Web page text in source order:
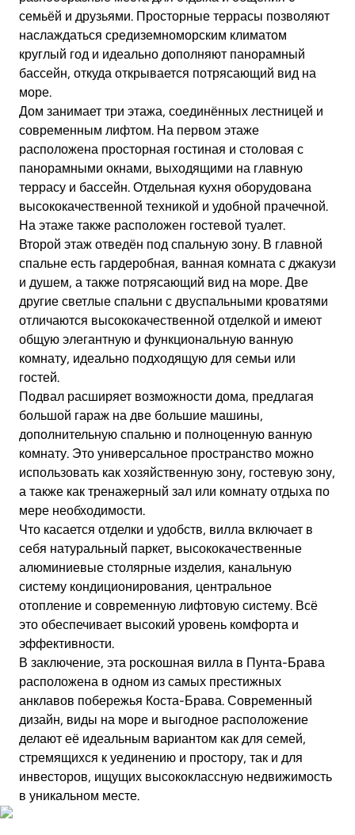
семьёй и друзьями. Просторные террасы позволяют
наслаждаться средиземноморским климатом
круглый год и идеально дополняют панорамный
бассейн, откуда открывается потрясающий вид на
море.
Дом занимает три этажа, соединённых лестницей и
современным лифтом. На первом этаже
расположена просторная гостиная и столовая с
панорамными окнами, выходящими на главную
террасу и бассейн. Отдельная кухня оборудована
высококачественной техникой и удобной прачечной.
На этаже также расположен гостевой туалет.
Второй этаж отведён под спальную зону. В главной
спальне есть гардеробная, ванная комната с джакузи
и душем, а также потрясающий вид на море. Две
другие светлые спальни с двуспальными кроватями
отличаются высококачественной отделкой и имеют
общую элегантную и функциональную ванную
комнату, идеально подходящую для семьи или
гостей.
Подвал расширяет возможности дома, предлагая
большой гараж на две большие машины,
дополнительную спальню и полноценную ванную
комнату. Это универсальное пространство можно
использовать как хозяйственную зону, гостевую зону,
а также как тренажерный зал или комнату отдыха по
мере необходимости.
Что касается отделки и удобств, вилла включает в
себя натуральный паркет, высококачественные
алюминиевые столярные изделия, канальную
систему кондиционирования, центральное
отопление и современную лифтовую систему. Всё
это обеспечивает высокий уровень комфорта и
эффективности.
В заключение, эта роскошная вилла в Пунта-Брава
расположена в одном из самых престижных
анклавов побережья Коста-Брава. Современный
дизайн, виды на море и выгодное расположение
делают её идеальным вариантом как для семей,
стремящихся к уединению и простору, так и для
инвесторов, ищущих высококлассную недвижимость
в уникальном месте.